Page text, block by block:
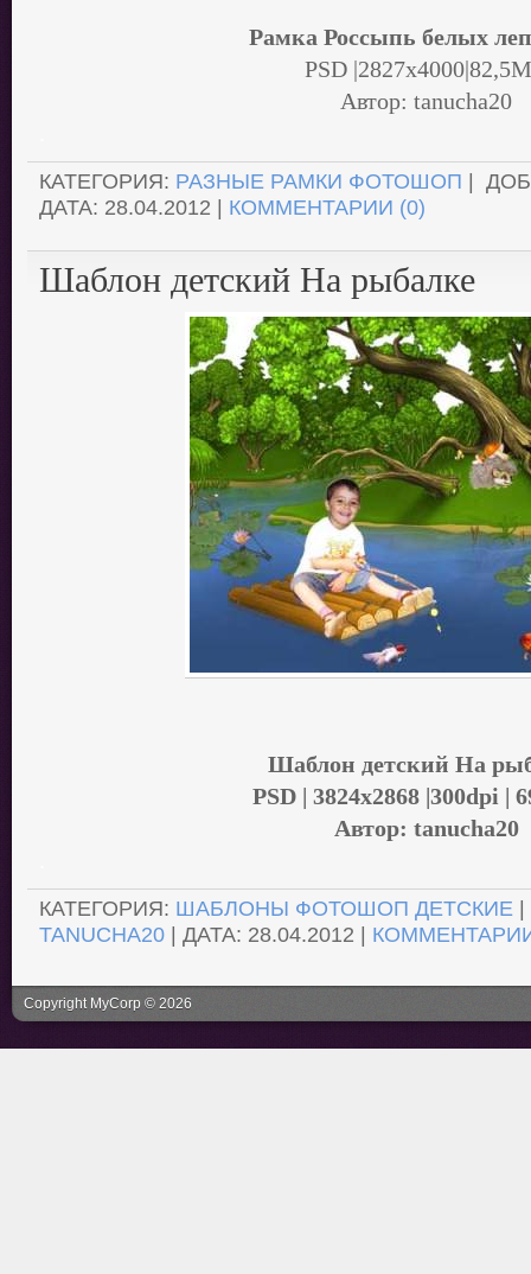
Рамка Россыпь белых
PSD
Автор: tanucha20
КАТЕГОРИЯ: РАЗНЫЕ РАМКИ ФОТОШОП |
ДАТА: 28.04.2012 | КОММЕНТАРИИ (0)
Шаблон детский На рыбалке
Шаблон детский На
PSD | 3824х2868 |300dpi |
Автор: tanucha20
КАТЕГОРИЯ: ШАБЛОНЫ ФОТОШОП ДЕТСКИЕ
TANUCHA20 | ДАТА: 28.04.2012 |
Copyright MyCorp © 2026